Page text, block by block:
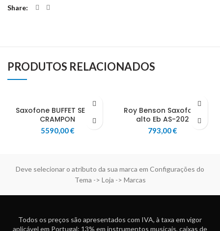
Share
PRODUTOS RELACIONADOS
Saxofone BUFFET SENZO
CRAMPON
5590,00€
Roy Benson Saxofone
alto Eb AS-202
793,00€
Deve selecionar o atributo da sua marca em Configurações do
Tema -> Loja -> Marcas
Todos os preços são apresentados com IVA, à taxa em vigor
aplicável em Portugal: 13% em instrumentos musicais, caixas de